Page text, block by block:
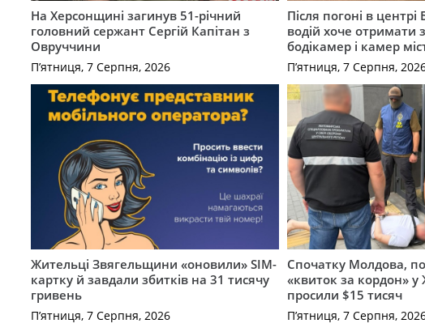
На Херсонщині загинув 51-річний
головний сержант Сергій Капітан з
Овруччини
П’ятниця, 7 Серпня, 2026
Після погоні в
водій хоче отримати
бодікамер і камер
П’ятниця, 7 Серпня,
Жительці Звягельщини «оновили» SIM-
картку й завдали збитків на 31 тисячу
гривень
П’ятниця, 7 Серпня, 2026
Спочатку Молдова,
«квиток за кордон» у
просили $15 тисяч
П’ятниця, 7 Серпня,